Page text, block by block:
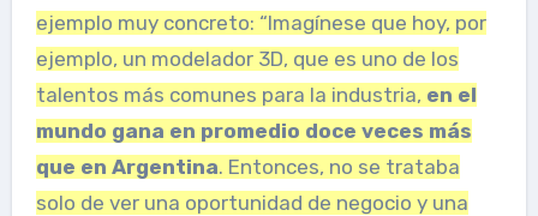
ejemplo muy concreto: “Imagínese que hoy, por
ejemplo, un modelador 3D, que es uno de los
talentos más comunes para la industria, en el
mundo gana en promedio doce veces más
que en Argentina. Entonces, no se trataba
solo de ver una oportunidad de negocio y una